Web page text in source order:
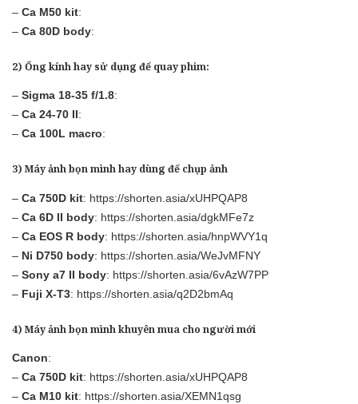
– Ca M50 kit:
– Ca 80D body:
2) Ống kính hay sử dụng để quay phim:
– Sigma 18-35 f/1.8:
– Ca 24-70 II:
– Ca 100L macro:
3) Máy ảnh bọn mình hay dùng để chụp ảnh
– Ca 750D kit: https://shorten.asia/xUHPQAP8
– Ca 6D II body: https://shorten.asia/dgkMFe7z
– Ca EOS R body: https://shorten.asia/hnpWVY1q
– Ni D750 body: https://shorten.asia/WeJvMFNY
– Sony a7 II body: https://shorten.asia/6vAzW7PP
– Fuji X-T3: https://shorten.asia/q2D2bmAq
4) Máy ảnh bọn mình khuyên mua cho người mới
Canon:
– Ca 750D kit: https://shorten.asia/xUHPQAP8
– Ca M10 kit: https://shorten.asia/XEMN1qsg